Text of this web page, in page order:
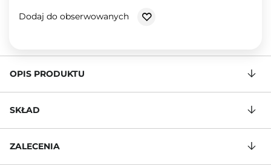
Dodaj do obserwowanych
OPIS PRODUKTU
SKŁAD
ZALECENIA